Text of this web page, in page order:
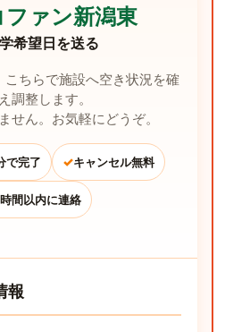
ファン新潟東
希望日を送る
こちらで施設へ空き状況を確
調整します。
せん。お気軽にどうぞ。
で完了 ✓キャンセル無料
間以内に連絡
報